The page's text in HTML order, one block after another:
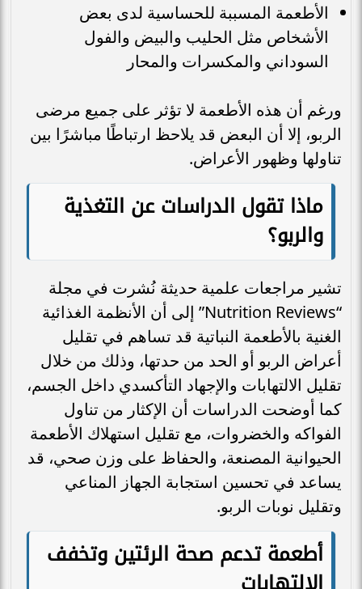
الأطعمة المسببة للحساسية لدى بعض
الأشخاص مثل الحليب والبيض والفول
السوداني والمكسرات والمحار
ورغم أن هذه الأطعمة لا تؤثر على جميع مرضى
الربو، إلا أن البعض قد يلاحظ ارتباطًا مباشرًا بين
تناولها وظهور الأعراض.
ماذا تقول الدراسات عن التغذية
والربو؟
تشير مراجعات علمية حديثة نُشرت في مجلة
“Nutrition Reviews” إلى أن الأنظمة الغذائية
الغنية بالأطعمة النباتية قد تساهم في تقليل
أعراض الربو أو الحد من حدتها، وذلك من خلال
تقليل الالتهابات والإجهاد التأكسدي داخل الجسم،
كما أوضحت الدراسات أن الإكثار من تناول
الفواكه والخضروات، مع تقليل استهلاك الأطعمة
الحيوانية المصنعة، والحفاظ على وزن صحي، قد
يساعد في تحسين استجابة الجهاز المناعي
وتقليل نوبات الربو.
أطعمة تدعم صحة الرئتين وتخفف